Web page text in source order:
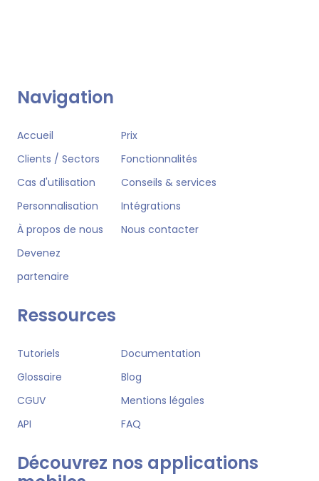
Navigation
Accueil
Prix
Clients / Sectors
Fonctionnalités
Cas d'utilisation
Conseils & services
Personnalisation
Intégrations
À propos de nous
Nous contacter
Devenez
partenaire
Ressources
Tutoriels
Documentation
Glossaire
Blog
CGUV
Mentions légales
API
FAQ
Découvrez nos applications